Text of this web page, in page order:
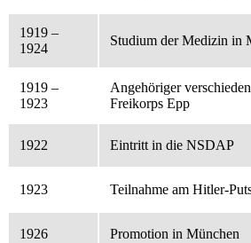
1919 –
1924
Studium der Medizin in
1919 –
1923
Angehöriger
Freikorps Epp
1922 Eintritt in die NSDAP
1923 Teilnahme am Hitler-
1926 Promotion in München